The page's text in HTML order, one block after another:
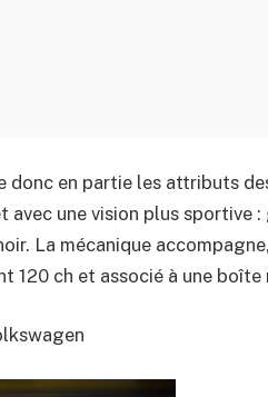
donc en partie les attributs
avec une vision plus sportive
La mécanique
120 ch et associé à une